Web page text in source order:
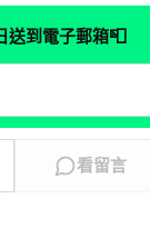
送到電子郵箱📮
看留言